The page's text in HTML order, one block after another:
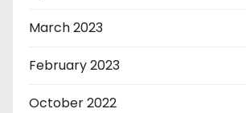
March 2023
February 2023
October 2022